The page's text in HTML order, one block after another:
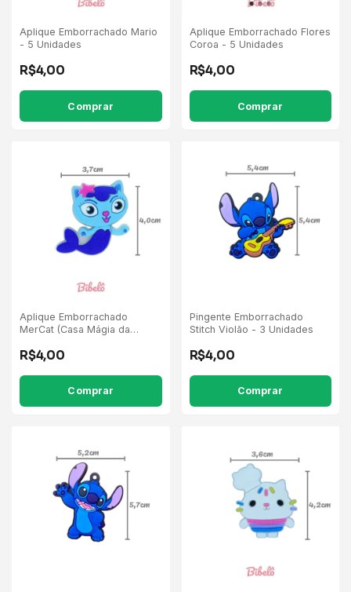
Aplique Emborrachado Mario
- 5 Unidades
R$4,00
Aplique Emborrachado Flores
Coroa - 5 Unidades
R$4,00
Comprar
Aplique Emborrachado
MerCat (Casa Mágia da
R$4,00
Pingente Emborrachado
Stitch Violão - 3 Unidades
R$4,00